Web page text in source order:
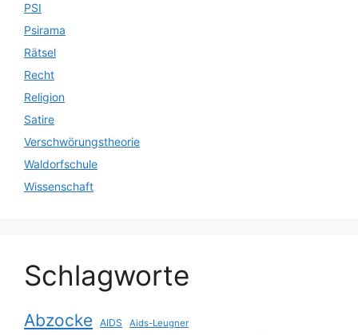
PSI
Psirama
Rätsel
Recht
Religion
Satire
Verschwörungstheorie
Waldorfschule
Wissenschaft
Schlagworte
Abzocke AIDS Aids-Leugner